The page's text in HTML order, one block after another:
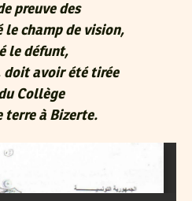
preuve des
champ de vision,
le défunt,
doit avoir été tirée
Collège
terre à Bizerte.